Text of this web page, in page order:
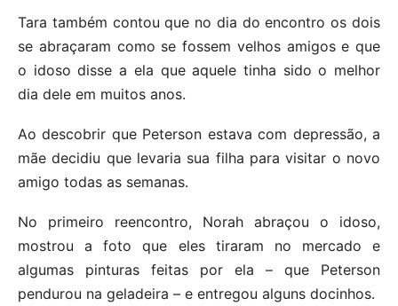
Tara também contou que no dia do encontro os dois
se abraçaram como se fossem velhos amigos e que
o idoso disse a ela que aquele tinha sido o melhor
dia dele em muitos anos.
Ao descobrir que Peterson estava com depressão, a
mãe decidiu que levaria sua filha para visitar o novo
amigo todas as semanas.
No primeiro reencontro, Norah abraçou o idoso,
mostrou a foto que eles tiraram no mercado e
algumas pinturas feitas por ela – que Peterson
pendurou na geladeira – e entregou alguns docinhos.